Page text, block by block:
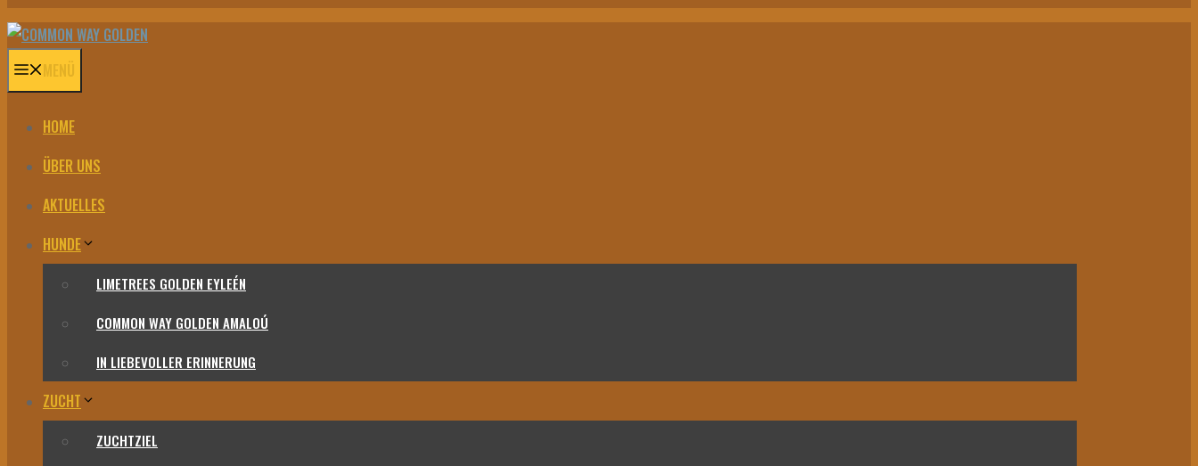
MENÜ
HOME
ÜBER UNS
AKTUELLES
HUNDE
LIMETREES GOLDEN EYLEÉN
COMMON WAY GOLDEN AMALOÚ
IN LIEBEVOLLER ERINNERUNG
ZUCHT
ZUCHTZIEL